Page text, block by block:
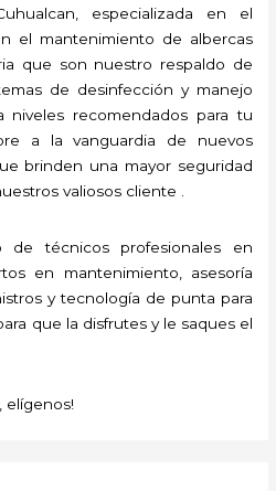
especializada en el
el mantenimiento de albercas
que son nuestro respaldo de
de desinfección y manejo
niveles recomendados para tu
a la vanguardia de nuevos
brinden una mayor seguridad
valiosos cliente .
de técnicos profesionales en
en mantenimiento, asesoría
y tecnología de punta para
que la disfrutes y le saques el
elígenos!